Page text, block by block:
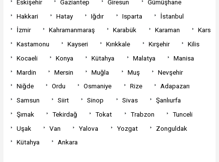
Eskişehir
Gaziantep Giresun
Gümüşhane
Hakkari
Hatay Iğdır Isparta
İstanbul
İzmir
Kahramanmaraş Karabük Karaman
Kars
Kastamonu
Kayseri Kırıkkale Kırşehir
Kilis
Kocaeli
Konya Kütahya Malatya
Manisa
Mardin
Mersin Muğla Muş
Nevşehir
Niğde
Ordu Osmaniye Rize
Adapazarı
Samsun
Siirt Sinop Sivas
Şanlıurfa
Şırnak
Tekirdağ Tokat Trabzon
Tunceli
Uşak
Van Yalova Yozgat
Zonguldak
Kütahya
Ankara